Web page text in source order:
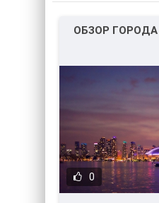
ОБЗОР
0